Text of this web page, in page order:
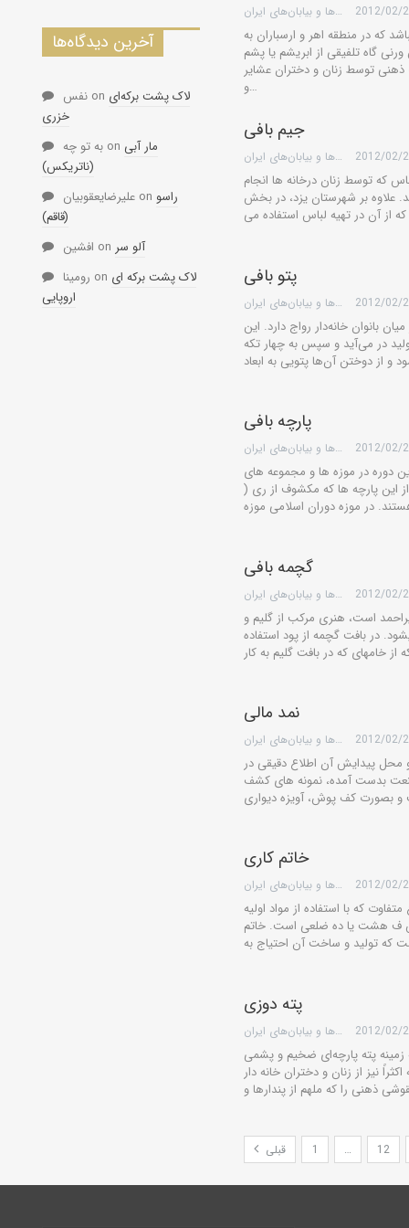
گروه کویرها و بیابان‌های ایران 2012/02/
كه در منطقه اهر و ارسباران به
گاه تلفیقی از ابریشم یا پشم
توسط زنان و دختران عشایر
و…
جیم بافی
گروه کویرها و بیابان‌های ایران 2012/02/
که توسط زنان درخانه ها انجام
علاوه بر شهرستان یزد، در بخش
پتو بافی
گروه کویرها و بیابان‌های ایران 2012/02/
بانوان خانه‌دار رواج دارد. این
نیم متر از تولید در مى‌آید و سپس به چهار تکه
پارچه بافی
گروه کویرها و بیابان‌های ایران 2012/02/
دوره در موزه ها و مجموعه های
این پارچه ها که مکشوف از ری (
گچمه بافی
گروه کویرها و بیابان‌های ایران 2012/02/
است، هنری مرکب از گلیم و
در بافت گچمه از پود استفاده
نمد مالی
گروه کویرها و بیابان‌های ایران 2012/02/
محل پیدایش آن اطلاع دقیقی در
بدست آمده، نمونه های کشف
خاتم کاری
گروه کویرها و بیابان‌های ایران 2012/02/
که با استفاده از مواد اولیه
ف هشت یا ده ضلعی است. خاتم
پته دوزی
گروه کویرها و بیابان‌های ایران 2012/02/
پته پارچه‌ای ضخیم و پشمی
نیز از زنان و دختران خانه دار
قبلی 1 … 12
آخرین دیدگاه‌ها
نفس on لاک پشت برکه‌ای
خزری
به تو چه on مار آبی
(ناتریکس)
علیرضایعقوبیان on راسو
(قاقم)
افشین on آلو سر
رومینا on لاک پشت برکه ای
اروپایی